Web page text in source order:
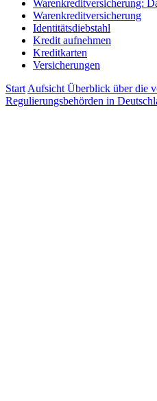
Warenkreditversicherung:
Warenkreditversicherung
Identitätsdiebstahl
Kredit aufnehmen
Kreditkarten
Versicherungen
Start Aufsicht Überblick über die
Regulierungsbehörden in